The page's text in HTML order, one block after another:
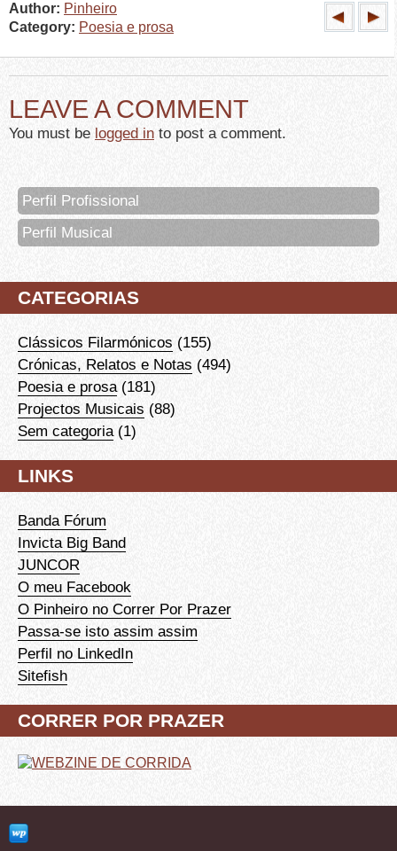
Author: Pinheiro
Category: Poesia e prosa
LEAVE A COMMENT
You must be logged in to post a comment.
Perfil Profissional
Perfil Musical
CATEGORIAS
Clássicos Filarmónicos (155)
Crónicas, Relatos e Notas (494)
Poesia e prosa(181)
Projectos Musicais (88)
Sem categoria(1)
LINKS
Banda Fórum
Invicta Big Band
JUNCOR
O meu Facebook
O Pinheiro no Correr Por Prazer
Passa-se isto assim assim
Perfil no LinkedIn
Sitefish
CORRER POR PRAZER